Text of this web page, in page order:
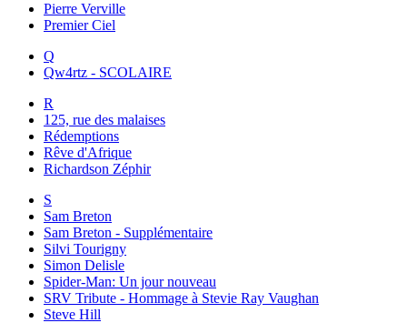
Pierre Verville
Premier Ciel
Q
Qw4rtz - SCOLAIRE
R
125, rue des malaises
Rédemptions
Rêve d'Afrique
Richardson Zéphir
S
Sam Breton
Sam Breton - Supplémentaire
Silvi Tourigny
Simon Delisle
Spider-Man: Un jour nouveau
SRV Tribute - Hommage à Stevie Ray Vaughan
Steve Hill